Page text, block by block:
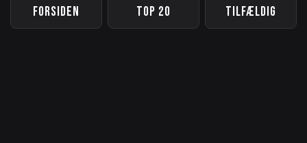
FORSIDEN
TOP 20
TILFÆLDIG